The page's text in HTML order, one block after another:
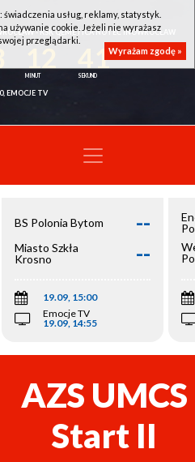
- KSK QEMETICA NOTEĆ INOWROCŁAW
41
EMOCJE TV
BS Polonia Bytom --
Miasto Szkła
Krosno
--
19.09, 15:00
Emocje TV
19.09, 14:55
AZS UMCS
Start II
usług, reklamy, statystyk.
używanie cookie. Jeżeli nie wyrażasz
przeglądarki.
Wyrażam zgodę »